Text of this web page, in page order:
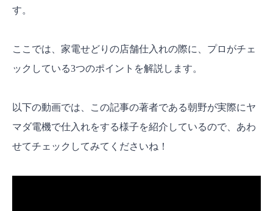
す。
ここでは、家電せどりの店舗仕入れの際に、プロがチェ
ックしている3つのポイントを解説します。
以下の動画では、この記事の著者である朝野が実際にヤ
マダ電機で仕入れをする様子を紹介しているので、あわ
せてチェックしてみてくださいね！